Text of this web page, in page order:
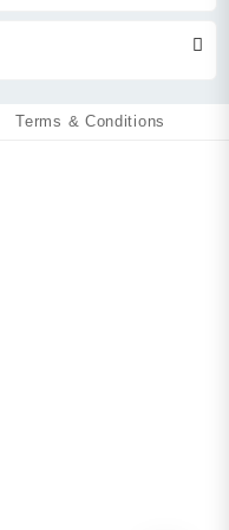
Terms & Conditions